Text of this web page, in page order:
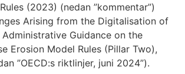
(2023) (nedan ”kommentar”)
Arising from the Digitalisation of
Guidance on the
Erosion Model Rules (Pillar Two),
”OECD:s riktlinjer, juni 2024”).